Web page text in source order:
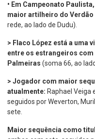
• Em Campeonato
maior artilheiro do Verdão
rede, ao lado de Dudu).
> Flaco López está a uma
entre os estrangeiros
Palmeiras (soma 66, ao
> Jogador com maior
atualmente: Raphael Veiga
seguidos por Weverton,
sete.
Maior sequência como